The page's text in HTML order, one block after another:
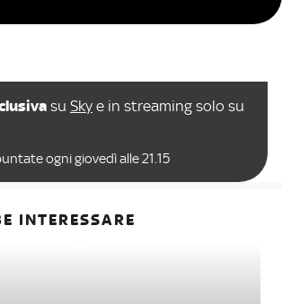
su Sky e in streaming solo su
ogni giovedì alle 21.15
INTERESSARE